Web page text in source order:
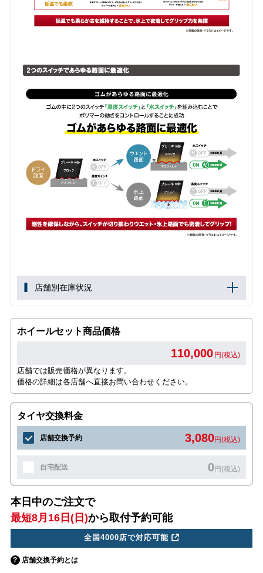
店舗別在庫状況
ホイールセット商品価格
110,000 円(税込)
店舗では販売価格が異なります。
価格の詳細は各店舗へ直接お問い合わせください。
タイヤ交換料金
店舗交換予約 3,080円(税込)
自宅配送 0円(税込)
本日中のご注文で
最短8月16日(日)から取付予約可能
全国4000店で対応可能
店舗交換予約とは